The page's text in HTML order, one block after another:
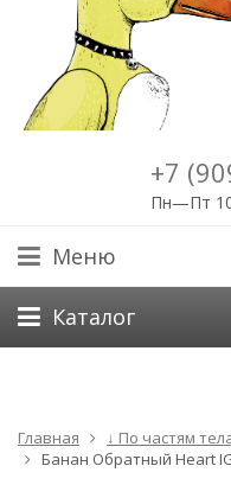
+7
Пн—Пт
Меню
Каталог
Главная ↓ По частям
Банан Обратный Heart